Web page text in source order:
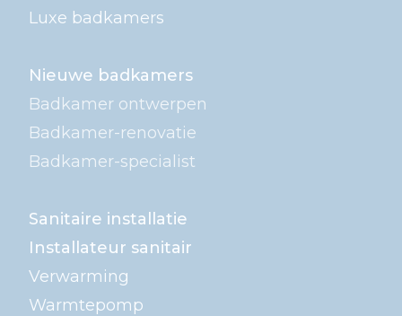
Luxe badkamers
Nieuwe badkamers
Badkamer ontwerpen
Badkamer-renovatie
Badkamer-specialist
Sanitaire installatie
Installateur sanitair
Verwarming
Warmtepomp